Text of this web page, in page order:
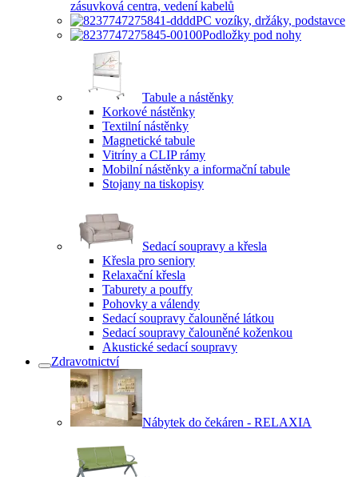
zásuvková centra, vedení kabelů
PC vozíky, držáky, podstavce
Podložky pod nohy
Tabule a nástěnky
Korkové nástěnky
Textilní nástěnky
Magnetické tabule
Vitríny a CLIP rámy
Mobilní nástěnky a informační tabule
Stojany na tiskopisy
Sedací soupravy a křesla
Křesla pro seniory
Relaxační křesla
Taburety a pouffy
Pohovky a válendy
Sedací soupravy čalouněné látkou
Sedací soupravy čalouněné koženkou
Akustické sedací soupravy
Zdravotnictví
Nábytek do čekáren - RELAXIA